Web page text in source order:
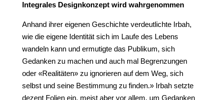
Integrales Designkonzept wird wahrgenommen
Anhand ihrer eigenen Geschichte verdeutlichte Irbah,
wie die eigene Identität sich im Laufe des Lebens
wandeln kann und ermutigte das Publikum, sich
Gedanken zu machen und auch mal Begrenzungen
oder «Realitäten» zu ignorieren auf dem Weg, sich
selbst und seine Bestimmung zu finden.» Irbah setzte
dezent Folien ein, meist aber vor allem, um Gedanken